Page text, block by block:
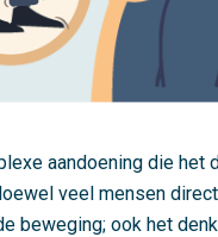
aandoening die het
veel mensen
beweging; ook het